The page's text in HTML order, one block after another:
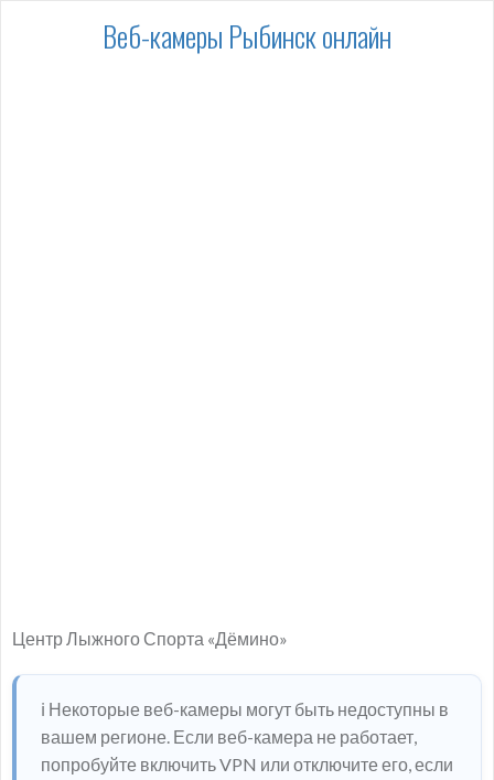
Веб-камеры Рыбинск онлайн
Центр Лыжного Спорта «Дёмино»
ℹ️ Некоторые веб-камеры могут быть недоступны в
вашем регионе. Если веб-камера не работает,
попробуйте включить VPN или отключите его, если